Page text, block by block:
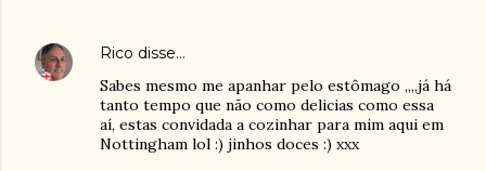
Rico disse…
Sabes mesmo me apanhar pelo estômago ,,,,já há
tanto tempo que não como delicias como essa
aí, estas convidada a cozinhar para mim aqui em
Nottingham lol :) jinhos doces :) xxx